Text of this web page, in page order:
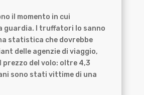
il momento in cui
guardia. I truffatori lo sanno
statistica che dovrebbe
delle agenzie di viaggio,
del volo: oltre 4,3
sono stati vittime di una